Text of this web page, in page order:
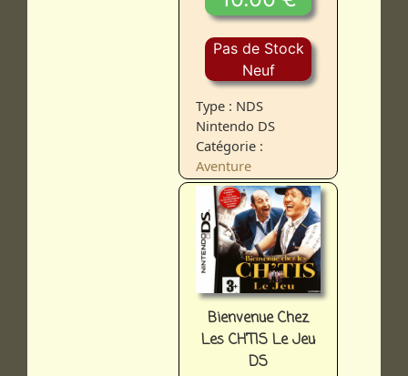
Pas de Stock
Neuf
Type : NDS
Nintendo DS
Catégorie :
Aventure
Bienvenue Chez
Les CH'TIS Le Jeu
DS